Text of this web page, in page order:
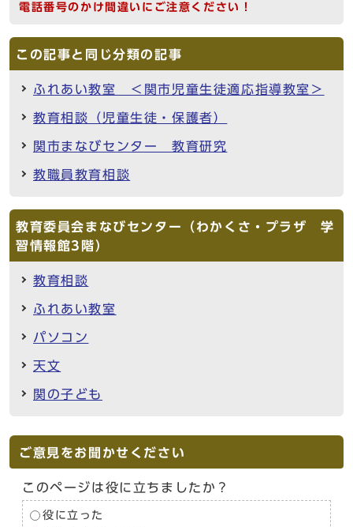
電話番号のかけ間違いにご注意ください！
この記事と同じ分類の記事
ふれあい教室 ＜関市児童生徒適応指導教室＞
教育相談（児童生徒・保護者）
関市まなびセンター 教育研究
教職員教育相談
教育委員会まなびセンター（わかくさ・プラザ 学
習情報館3階）
教育相談
ふれあい教室
パソコン
天文
関の子ども
ご意見をお聞かせください
このページは役に立ちましたか？
役に立った